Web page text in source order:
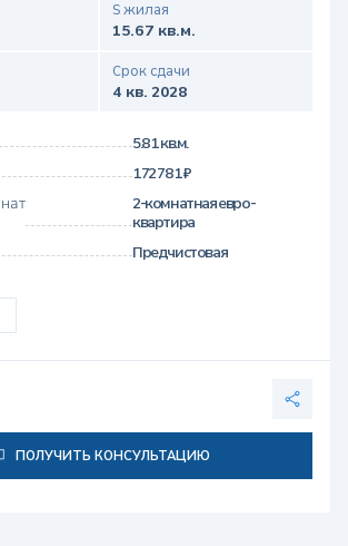
S жилая
15.67 кв.м.
Срок сдачи
4 кв. 2028
5.81 кв.м.
172 781 ₽
2-комнатная евро-
квартира
Предчистовая
ПОЛУЧИТЬ КОНСУЛЬТАЦИЮ